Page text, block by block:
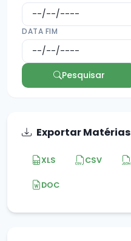
DATA FIM
Pesquisar
Exportar Matérias
XLS CSV
DOC